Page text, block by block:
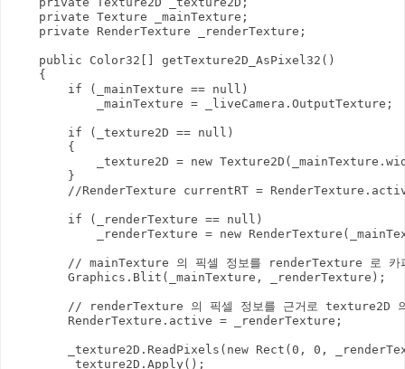
    private Texture _mainTexture;
    private RenderTexture _renderTexture;
    public Color32[] getTexture2D_AsPixel32()
    {
        if (_mainTexture == null)
            _mainTexture = _liveCamera.OutputTexture;
        if (_texture2D == null)
        {
_texture2D = new
        }
//RenderTexture currentRT =
        if (_renderTexture == null)
_renderTexture = new
// mainTexture 의 픽셀 정보를 renderTexture 로 카
        Graphics.Blit(_mainTexture, _renderTexture);
// renderTexture 의 픽셀 정보를 근거로 texture2D
        RenderTexture.active = _renderTexture;
_texture2D.ReadPixels(new Rect(0, 0,
        _texture2D.Apply();